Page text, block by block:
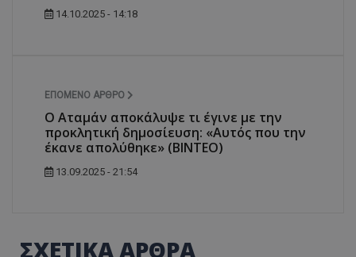
14.10.2025 - 14:18
ΕΠΌΜΕΝΟ ΆΡΘΡΟ
Ο Αταμάν αποκάλυψε τι έγινε με την
προκλητική δημοσίευση: «Αυτός που την
έκανε απολύθηκε» (BINTEO)
13.09.2025 - 21:54
ΣΧΕΤΙΚΑ ΑΡΘΡΑ